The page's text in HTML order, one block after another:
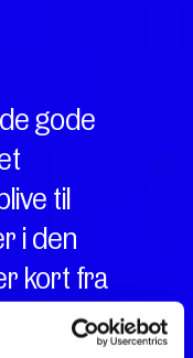
gode
til
i den
kort fra
og den